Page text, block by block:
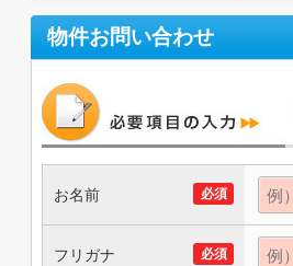
物件お問い合わせ
必須
お名前
必須
フリガナ